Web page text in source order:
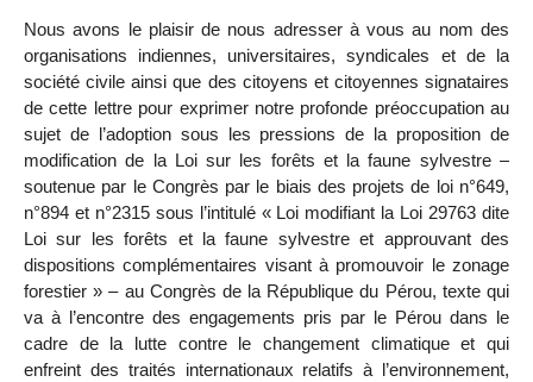
Nous avons le plaisir de nous adresser à vous au nom des
organisations indiennes, universitaires, syndicales et de la
société civile ainsi que des citoyens et citoyennes signataires
de cette lettre pour exprimer notre profonde préoccupation au
sujet de l’adoption sous les pressions de la proposition de
modification de la Loi sur les forêts et la faune sylvestre –
soutenue par le Congrès par le biais des projets de loi n°649,
n°894 et n°2315 sous l’intitulé « Loi modifiant la Loi 29763 dite
Loi sur les forêts et la faune sylvestre et approuvant des
dispositions complémentaires visant à promouvoir le zonage
forestier » – au Congrès de la République du Pérou, texte qui
va à l’encontre des engagements pris par le Pérou dans le
cadre de la lutte contre le changement climatique et qui
enfreint des traités internationaux relatifs à l’environnement,